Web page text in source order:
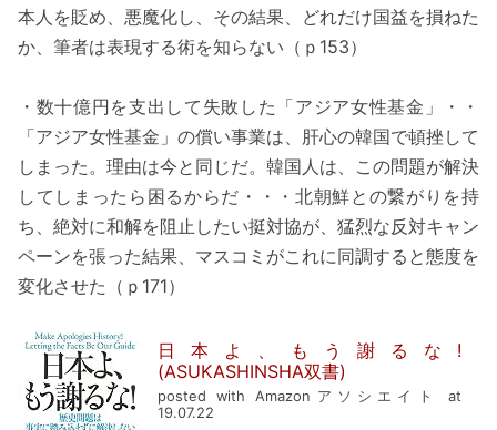
本人を貶め、悪魔化し、その結果、どれだけ国益を損ねた
か、筆者は表現する術を知らない（ｐ153）
・数十億円を支出して失敗した「アジア女性基金」・・
「アジア女性基金」の償い事業は、肝心の韓国で頓挫して
しまった。理由は今と同じだ。韓国人は、この問題が解決
してしまったら困るからだ・・・北朝鮮との繋がりを持
ち、絶対に和解を阻止したい挺対協が、猛烈な反対キャン
ペーンを張った結果、マスコミがこれに同調すると態度を
変化させた（ｐ171）
日本よ、もう謝るな!
(ASUKASHINSHA双書)
posted with Amazonアソシエイト at
19.07.22